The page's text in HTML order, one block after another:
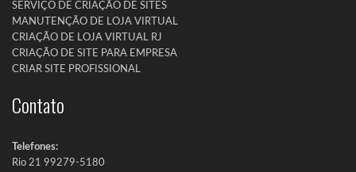
Manutenção de sites em São Paulo
SERVIÇO DE CRIAÇÃO DE SITES
MANUTENÇÃO DE LOJA VIRTUAL
CRIAÇÃO DE LOJA VIRTUAL RJ
CRIAÇÃO DE SITE PARA EMPRESA
CRIAR SITE PROFISSIONAL
Contato
Telefones:
Rio 21 99279-5180